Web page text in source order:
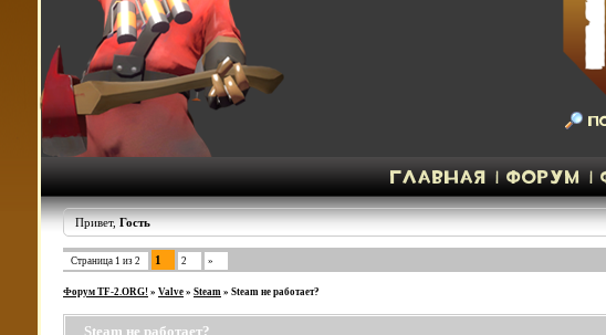
Привет,Гость
Страница 1 из 2 1 2 »
Форум TF-2.ORG! » Valve » Steam » Steam не работает?
Steam не работает?